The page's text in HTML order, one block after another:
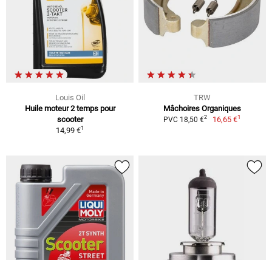
Louis Oil
Huile moteur 2 temps pour
scooter
14,99 €1
TRW
Mâchoires Organiques
PVC 18,50 €2 16,65 €1